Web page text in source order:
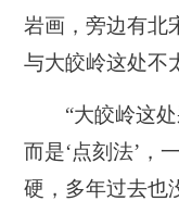
岩画，旁边有北
与大皎岭这处不
“大皎岭这处
而是‘点刻法’，
硬，多年过去也